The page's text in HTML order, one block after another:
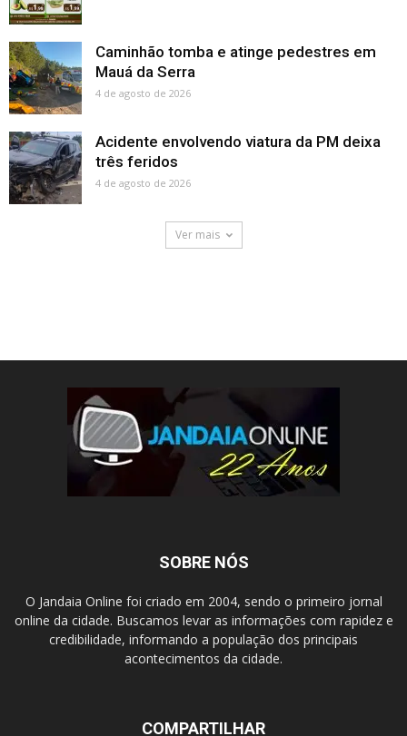
Caminhão tomba e atinge pedestres em
Mauá da Serra
4 de agosto de 2026
Acidente envolvendo viatura da PM deixa
três feridos
4 de agosto de 2026
Ver mais
SOBRE NÓS
O Jandaia Online foi criado em 2004, sendo o primeiro jornal
online da cidade. Buscamos levar as informações com rapidez e
credibilidade, informando a população dos principais
acontecimentos da cidade.
COMPARTILHAR